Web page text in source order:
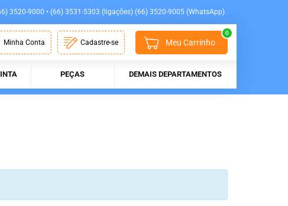
3520-9000 • (66) 3531-5303 (ligações) (66) 3520-9005 (WhatsApp)
Minha Conta Cadastre-se Meu Carrinho
0
PEÇAS DEMAIS DEPARTAMENTOS